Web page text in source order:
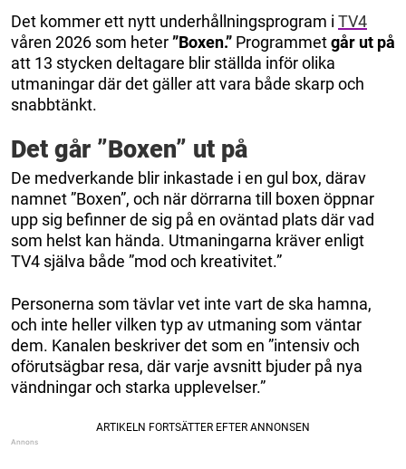
Det kommer ett nytt underhållningsprogram i TV4
våren 2026 som heter”Boxen.” Programmetgår ut på
att 13 stycken deltagare blir ställda inför olika
utmaningar där det gäller att vara både skarp och
snabbtänkt.
Det går ”Boxen” ut på
De medverkande blir inkastade i en gul box, därav
namnet ”Boxen”, och när dörrarna till boxen öppnar
upp sig befinner de sig på en oväntad plats där vad
som helst kan hända. Utmaningarna kräver enligt
TV4 själva både ”mod och kreativitet.”
Personerna som tävlar vet inte vart de ska hamna,
och inte heller vilken typ av utmaning som väntar
dem. Kanalen beskriver det som en ”intensiv och
oförutsägbar resa, där varje avsnitt bjuder på nya
vändningar och starka upplevelser.”